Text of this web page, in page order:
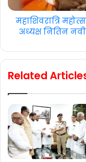
महाशिवरात्रि
अध्यक्ष नितिन
Related